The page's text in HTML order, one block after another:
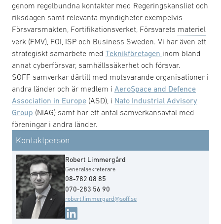
genom regelbundna kontakter med Regeringskansliet och
riksdagen samt relevanta myndigheter exempelvis
Försvarsmakten, Fortifikationsverket, Försvarets materiel
verk (FMV), FOI, ISP och Business Sweden. Vi har även ett
strategiskt samarbete med Teknikföretagen inom bland
annat cyberförsvar, samhällssäkerhet och försvar.
SOFF samverkar därtill med motsvarande organisationer i
andra länder och är medlem i AeroSpace and Defence
Association in Europe (ASD), i Nato Industrial Advisory
Group (NIAG) samt har ett antal samverkansavtal med
föreningar i andra länder.
Kontaktperson
Robert Limmergård
Generalsekreterare
08-782 08 85
070-283 56 90
robert.limmergard@soff.se